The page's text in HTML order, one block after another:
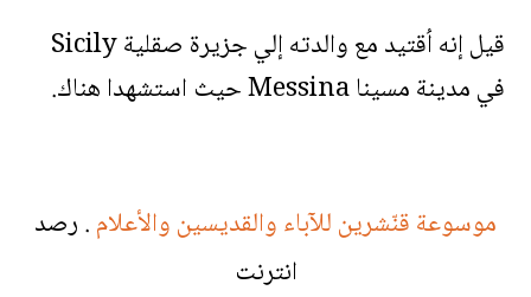
قيل إنه اُقتيد مع والدته إلي جزيرة صقلية Sicily
في مدينة مسينا Messina حيث استشهدا هناك.
موسوعة قنّشرين للآباء والقديسين والأعلام. رصد
انترنت